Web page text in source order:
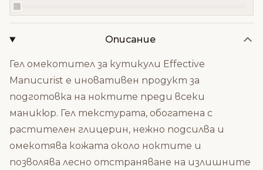
Описание
Гел омекотител за кутикули Effective
Manucurist е иновативен продукт за
подготовка на ноктите преди всеки
маникюр. Гел текстурата, обогатена с
растителен глицерин, нежно подсилва и
омекотява кожата около ноктите и
позволява лесно отстраняване на излишните